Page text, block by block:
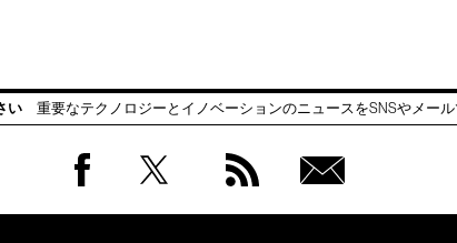
い 重要なテクノロジーとイノベーションのニュースをSNSやメー
会員